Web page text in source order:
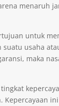
menaruh
untuk
usaha
maka
Kepercayaan